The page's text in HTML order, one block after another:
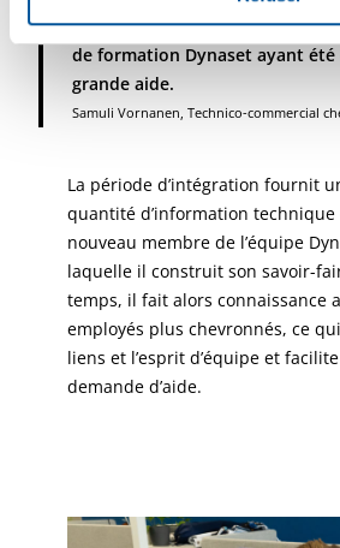
l’hydraulique de manière
de formation Dynaset ayant été
grande aide.
Samuli Vornanen, Technico-commercial
La période d’intégration fournit
quantité d’information
nouveau membre de l’équipe
laquelle il construit son savoir-
temps, il fait alors connaissance
employés plus chevronnés, ce
liens et l’esprit d’équipe et
demande d’aide.